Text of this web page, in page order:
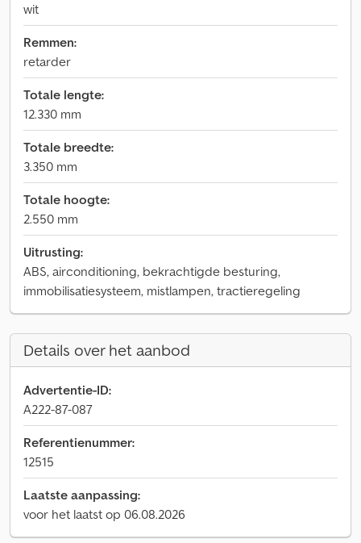
wit
Remmen:
retarder
Totale lengte:
12.330 mm
Totale breedte:
3.350 mm
Totale hoogte:
2.550 mm
Uitrusting:
ABS, airconditioning, bekrachtigde besturing,
immobilisatiesysteem, mistlampen, tractieregeling
Details over het aanbod
Advertentie-ID:
A222-87-087
Referentienummer:
12515
Laatste aanpassing:
voor het laatst op 06.08.2026